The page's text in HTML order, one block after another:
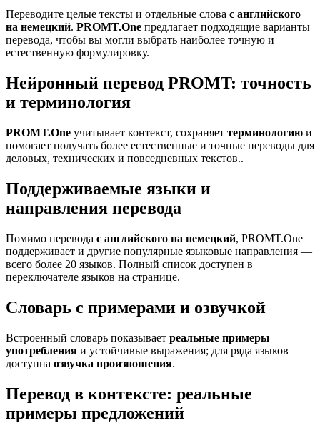
Переводите целые тексты и отдельные слова с английского
на немецкий. PROMT.One предлагает подходящие варианты
перевода, чтобы вы могли выбрать наиболее точную и
естественную формулировку.
Нейронный перевод PROMT: точность
и терминология
PROMT.One учитывает контекст, сохраняет терминологию и
помогает получать более естественные и точные переводы для
деловых, технических и повседневных текстов..
Поддерживаемые языки и
направления перевода
Помимо перевода с английского на немецкий, PROMT.One
поддерживает и другие популярные языковые направления —
всего более 20 языков. Полный список доступен в
переключателе языков на странице.
Словарь с примерами и озвучкой
Встроенный словарь показывает реальные примеры
употребления и устойчивые выражения; для ряда языков
доступна озвучка произношения.
Перевод в контексте: реальные
примеры предложений